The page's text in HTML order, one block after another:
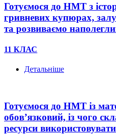
Готуємося до НМТ з
гривневих купюрах,
та розвиваємо
11 КЛАС
Детальніше
Готуємося до НМТ із
обовʼязковий, із чого
ресурси використовувати